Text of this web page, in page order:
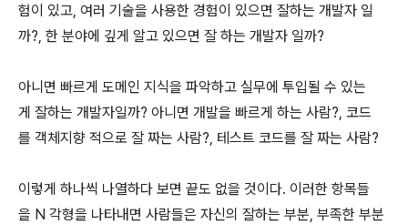
험이 있고, 여러 기술을 사용한 경험이 있으면 잘하는 개발자 일
까?, 한 분야에 깊게 알고 있으면 잘 하는 개발자 일까?
아니면 빠르게 도메인 지식을 파악하고 실무에 투입될 수 있는
게 잘하는 개발자일까? 아니면 개발을 빠르게 하는 사람?, 코드
를 객체지향 적으로 잘 짜는 사람?, 테스트 코드를 잘 짜는 사람?
이렇게 하나씩 나열하다 보면 끝도 없을 것이다. 이러한 항목들
을 N 각형을 나타내면 사람들은 자신의 잘하는 부분, 부족한 부분